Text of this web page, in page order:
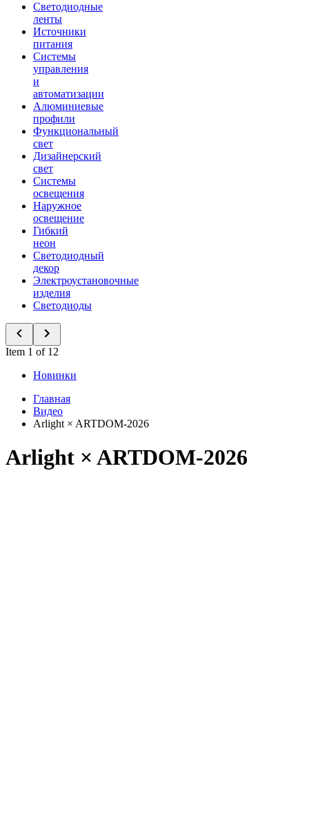
Светодиодные
ленты
Источники
питания
Системы
управления
и
автоматизации
Алюминиевые
профили
Функциональный
свет
Дизайнерский
свет
Системы
освещения
Наружное
освещение
Гибкий
неон
Светодиодный
декор
Электроустановочные
изделия
Светодиоды
Item 1 of 12
Новинки
Главная
Видео
Arlight × ARTDOM-2026
Arlight × ARTDOM-2026